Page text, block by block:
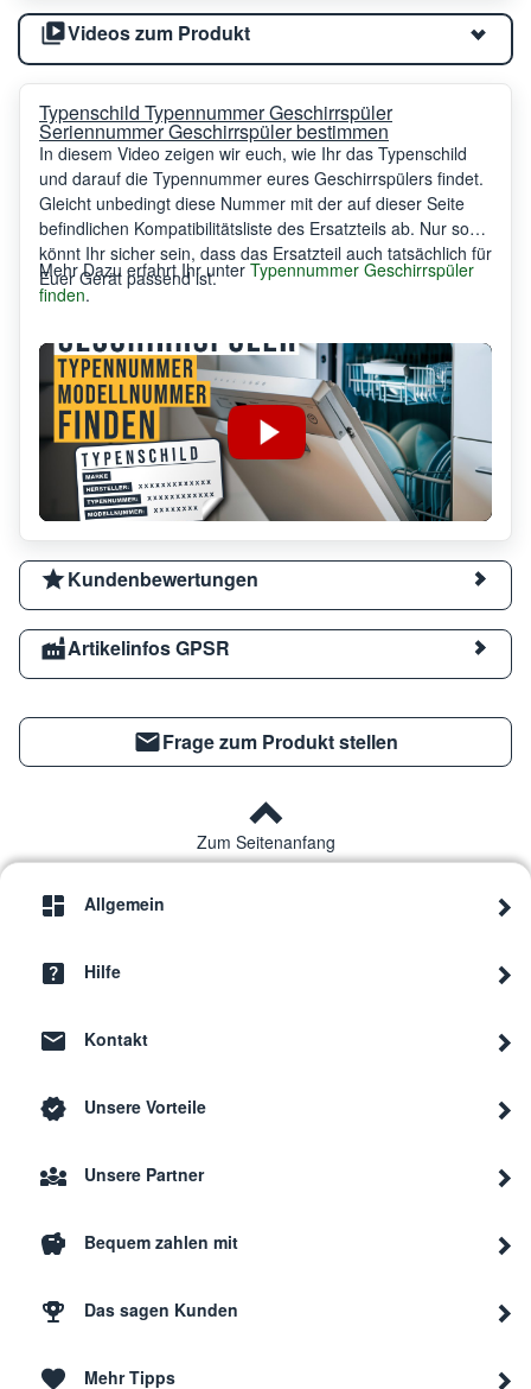
Videos zum Produkt
Typenschild Typennummer Geschirrspüler
Seriennummer Geschirrspüler bestimmen
In diesem Video zeigen wir euch, wie Ihr das Typenschild
und darauf die Typennummer eures Geschirrspülers findet.
Gleicht unbedingt diese Nummer mit der auf dieser Seite
befindlichen Kompatibilitätsliste des Ersatzteils ab. Nur so
könnt Ihr sicher sein, dass das Ersatzteil auch tatsächlich für
Euer Gerät passend ist.
Mehr Dazu erfahrt Ihr unter Typennummer Geschirrspüler
finden.
Kundenbewertungen
Artikelinfos GPSR
Frage zum Produkt stellen
Zum Seitenanfang
Allgemein
Hilfe
Kontakt
Unsere Vorteile
Unsere Partner
Bequem zahlen mit
Das sagen Kunden
Mehr Tipps